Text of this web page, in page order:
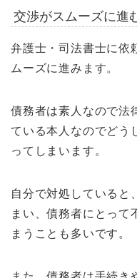
交渉がスムーズに進
弁護士・司法書士に依
ムーズに進みます。
債務者は素人なので法
ている本人なのでどう
ってしまいます。
自分で対処していると
まい、債務者にとって
まうことも多いです。